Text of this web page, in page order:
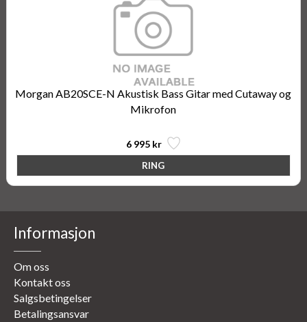
Morgan AB20SCE-N Akustisk Bass Gitar med Cutaway og
Mikrofon
6 995 kr
Informasjon
Om oss
Kontakt oss
Salgsbetingelser
Betalingsansvar